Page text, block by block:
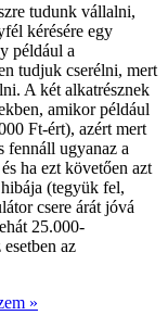
tudunk vállalni,
kérésére egy
például a
tudjuk cserélni, mert
A két alkatrésznek
amikor például
Ft-ért), azért mert
fennáll ugyanaz a
ha ezt követően azt
(tegyük fel,
csere árát jóvá
25.000-
az
»